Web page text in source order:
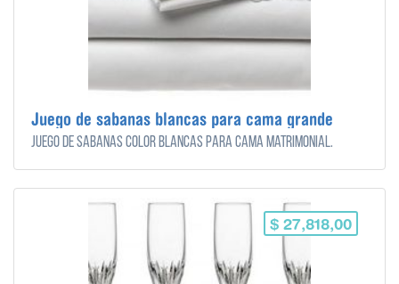
Juego de sabanas blancas para cama grande
Juego de sabanas color blancas para cama matrimonial.
$ 27,818,00